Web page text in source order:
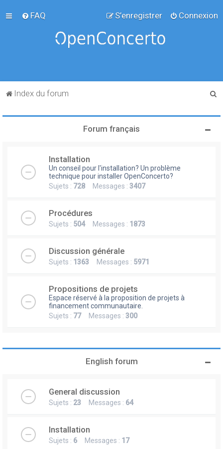
FAQ Connexion
S’enregistrer
Index du forum
Forum français
Installation
Un conseil pour l'installation? Un problème
technique pour installer OpenConcerto?
Sujets : 728 Messages : 3407
Procédures
Sujets : 504Messages : 1873
Discussion générale
Sujets : 1363 Messages : 5971
Propositions de projets
Espace réservé à la proposition de projets à
financement communautaire.
Sujets : 77Messages : 300
English forum
General discussion
Sujets : 23 Messages : 64
Installation
Sujets : 6 Messages : 17